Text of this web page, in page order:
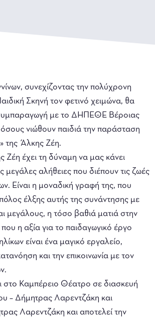
συνεχίζοντας την πολύχρονη
Σκηνή τον φετινό χειμώνα, θα
με το ΔΗΠΕΘΕ Βέροιας
όσους νιώθουν παιδιά την παράσταση
Άλκης Ζέη.
Ζέη έχει τη δύναμη να μας κάνει
μεγάλες αλήθειες που διέπουν τις ζωές
Είναι η μοναδική γραφή της, που
έλξης αυτής της συνάντησης με
μεγάλους, η τόσο βαθιά ματιά στην
η αξία για το παιδαγωγικό έργο
είναι ένα μαγικό εργαλείο,
και την επικοινωνία με τον
στο Καμπέρειο Θέατρο σε διασκευή
– Δήμητρας Λαρεντζάκη και
Λαρεντζάκη και αποτελεί την